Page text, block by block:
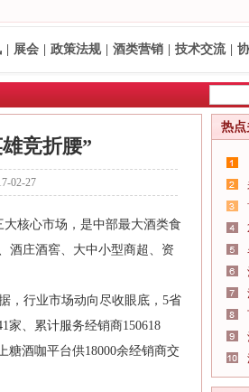
展会 政策法规 酒类营销 技术交流
竞折腰”
02-27
核心市场，是中部最大酒类食
酒庄酒窖、大中小型商超、资
，行业市场动向尽收眼底，5省
家、累计服务经销商150618
糖酒咖平台供18000余经销商交
热点